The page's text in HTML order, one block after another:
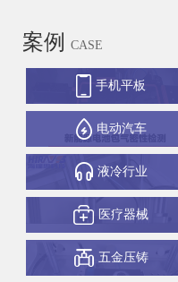
案例 CASE
手机平板
电动汽车
液冷行业
医疗器械
五金压铸